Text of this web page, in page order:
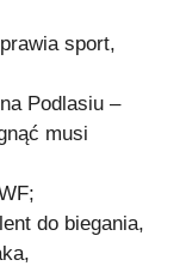
sport,
Podlasiu –
musi
do biegania,